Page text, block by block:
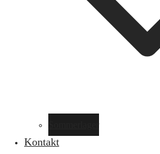
Kontakt